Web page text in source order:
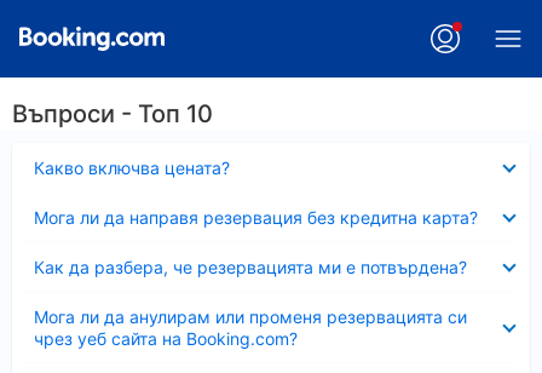
Въпроси - Топ 10
Какво включва цената?
Мога ли да направя резервация без кредитна карта?
Как да разбера, че резервацията ми е потвърдена?
Мога ли да анулирам или променя резервацията си
чрез уеб сайта на Booking.com?